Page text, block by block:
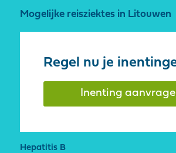
Mogelijke reisziektes in Litouwen
Regel nu je
Inenting
Hepatitis B